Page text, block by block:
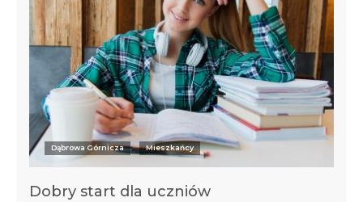
Dąbrowa Górnicza Mieszkańcy
Dobry start dla uczniów